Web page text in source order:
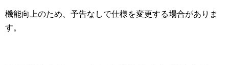
機能向上のため、予告なしで仕様を変更する場合がありま
す。